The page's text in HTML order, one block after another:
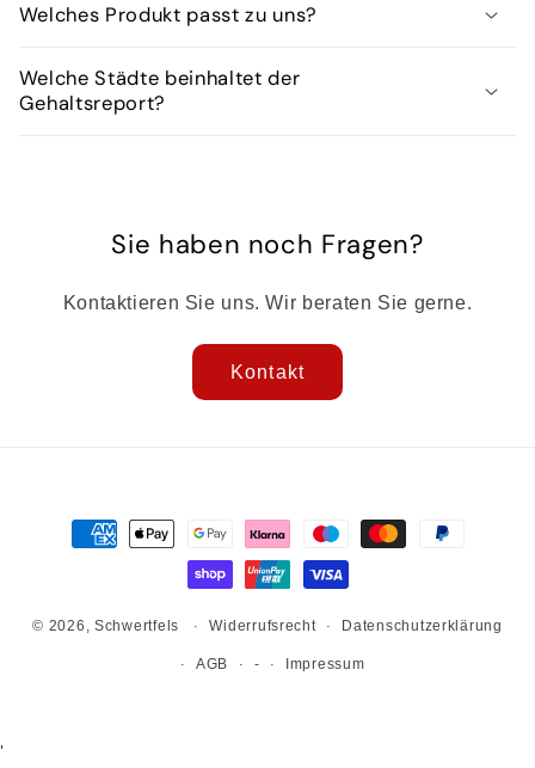
Welches Produkt passt zu uns?
Welche Städte beinhaltet der
Gehaltsreport?
Sie haben noch Fragen?
Kontaktieren Sie uns. Wir beraten Sie gerne.
Kontakt
Zahlungsmethoden
© 2026, Schwertfels Widerrufsrecht Datenschutzerklärung
AGB - Impressum
'